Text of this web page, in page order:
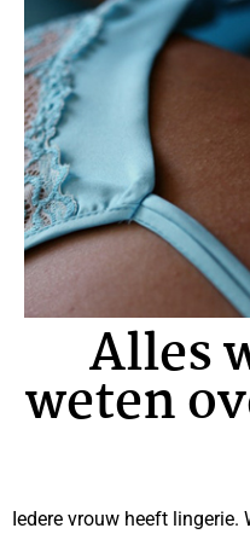
Alles
weten
Iedere vrouw heeft lingerie.